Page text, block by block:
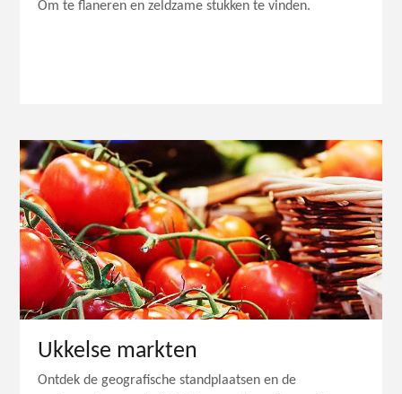
Om te flaneren en zeldzame stukken te vinden.
Ukkelse markten
Ontdek de geografische standplaatsen en de